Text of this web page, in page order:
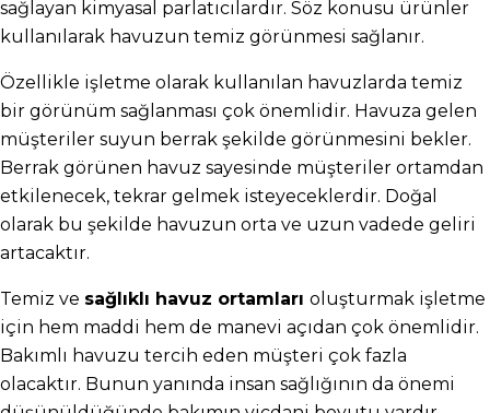
sağlayan kimyasal parlatıcılardır. Söz konusu ürünler
kullanılarak havuzun temiz görünmesi sağlanır.
Özellikle işletme olarak kullanılan havuzlarda temiz
bir görünüm sağlanması çok önemlidir. Havuza gelen
müşteriler suyun berrak şekilde görünmesini bekler.
Berrak görünen havuz sayesinde müşteriler ortamdan
etkilenecek, tekrar gelmek isteyeceklerdir. Doğal
olarak bu şekilde havuzun orta ve uzun vadede geliri
artacaktır.
Temiz ve sağlıklı havuz ortamları oluşturmak işletme
için hem maddi hem de manevi açıdan çok önemlidir.
Bakımlı havuzu tercih eden müşteri çok fazla
olacaktır. Bunun yanında insan sağlığının da önemi